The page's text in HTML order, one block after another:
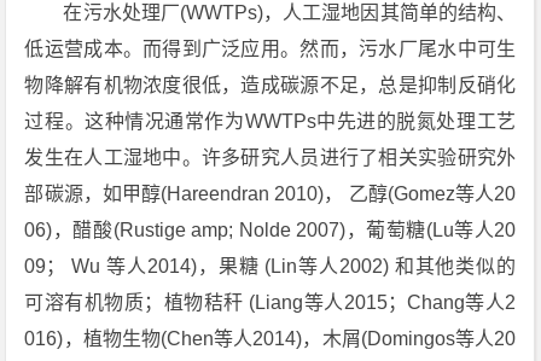
在污水处理厂(WWTPs)，人工湿地因其简单的结构、
低运营成本。而得到广泛应用。然而，污水厂尾水中可生
物降解有机物浓度很低，造成碳源不足，总是抑制反硝化
过程。这种情况通常作为WWTPs中先进的脱氮处理工艺
发生在人工湿地中。许多研究人员进行了相关实验研究外
部碳源，如甲醇(Hareendran 2010)， 乙醇(Gomez等人20
06)，醋酸(Rustige amp; Nolde 2007)，葡萄糖(Lu等人20
09； Wu 等人2014)，果糖 (Lin等人2002) 和其他类似的
可溶有机物质；植物秸秆 (Liang等人2015；Chang等人2
016)，植物生物(Chen等人2014)，木屑(Domingos等人20